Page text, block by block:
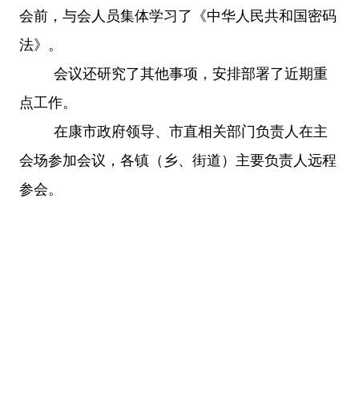
会前，与会人员集体学习了《中华人民共和国密码
法》。
会议还研究了其他事项，安排部署了近期重
点工作。
在康市政府领导、市直相关部门负责人在主
会场参加会议，各镇（乡、街道）主要负责人远程
参会。